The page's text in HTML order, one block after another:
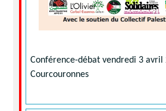
Conférence-débat vendredi 3 avril
Courcouronnes